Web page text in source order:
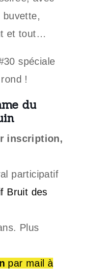
buvette,
et tout…
spéciale
!
du
inscription,
participatif
Bruit des
Plus
par mail à